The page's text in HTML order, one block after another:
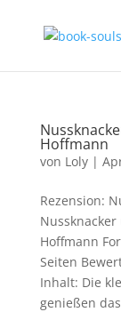
Hoffmann
von Loly|
Rezension:
Hoffmann
Seiten
Inhalt: Die
genießen